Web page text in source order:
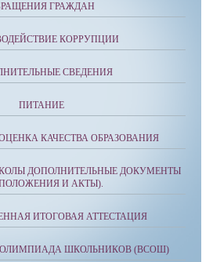
ГРАЖДАН
КОРРУПЦИИ
СВЕДЕНИЯ
ПИТАНИЕ
КАЧЕСТВА ОБРАЗОВАНИЯ
ДОПОЛНИТЕЛЬНЫЕ ДОКУМЕНТЫ
И АКТЫ).
ИТОГОВАЯ АТТЕСТАЦИЯ
ШКОЛЬНИКОВ (ВСОШ)